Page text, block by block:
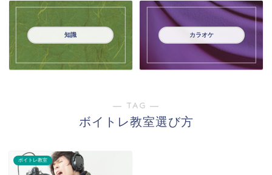
知識 カラオケ
― TAG ―
ボイトレ教室選び方
ボイトレ教室